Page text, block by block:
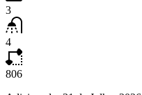
3
4
806